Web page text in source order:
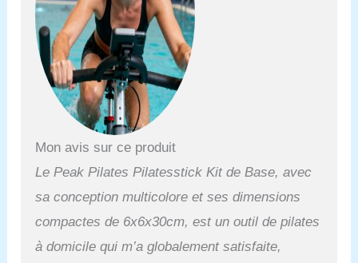
Mon avis sur ce produit
Le Peak Pilates Pilatesstick Kit de Base, avec
sa conception multicolore et ses dimensions
compactes de 6x6x30cm, est un outil de pilates
à domicile qui m’a globalement satisfaite,